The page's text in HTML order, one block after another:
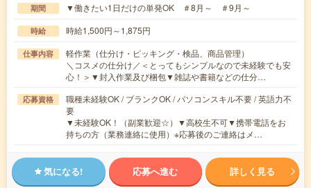
期間 ▼働きたい1日だけの単発OK ＃8月～ ＃9月～
時給 時給1,500円～1,875円
仕事内容
軽作業（仕分け・ピッキング・検品、商品管理）
＼コスメの仕分け／＜とってもシンプルなので未経験でも安
心！＞▼封入作業及び梱包▼雑誌や書籍などの仕分…
応募資格
職種未経験OK / ブランクOK / パソコンスキル不要 / 英語力不
要
▼未経験OK！（副業歓迎☆）▼高校生不可▼携帯電話をお
持ちの方（業務連絡に使用）※応募後のご連絡はメ…
気になる! 応募へ進む 詳しく見る